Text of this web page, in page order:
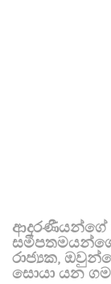
ආදරණීයන්ගේ
රාජ්‍යක,
සොයා යන